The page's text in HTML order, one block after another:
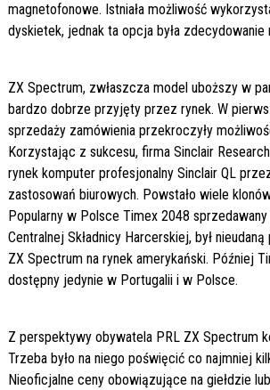
magnetofonowe. Istniała możliwość
dyskietek, jednak ta opcja była zdecydowanie
ZX Spectrum, zwłaszcza model uboższy w
bardzo dobrze przyjęty przez rynek. W
sprzedaży zamówienia przekroczyły
Korzystając z sukcesu, firma Sinclair
rynek komputer profesjonalny Sinclair QL
zastosowań biurowych. Powstało wiele
Popularny w Polsce Timex 2048
Centralnej Składnicy Harcerskiej, był
ZX Spectrum na rynek amerykański. Później
dostępny jedynie w Portugalii i w Polsce.
Z perspektywy obywatela PRL ZX Spectrum
Trzeba było na niego poświęcić co najmniej
Nieoficjalne ceny obowiązujące na giełdzie